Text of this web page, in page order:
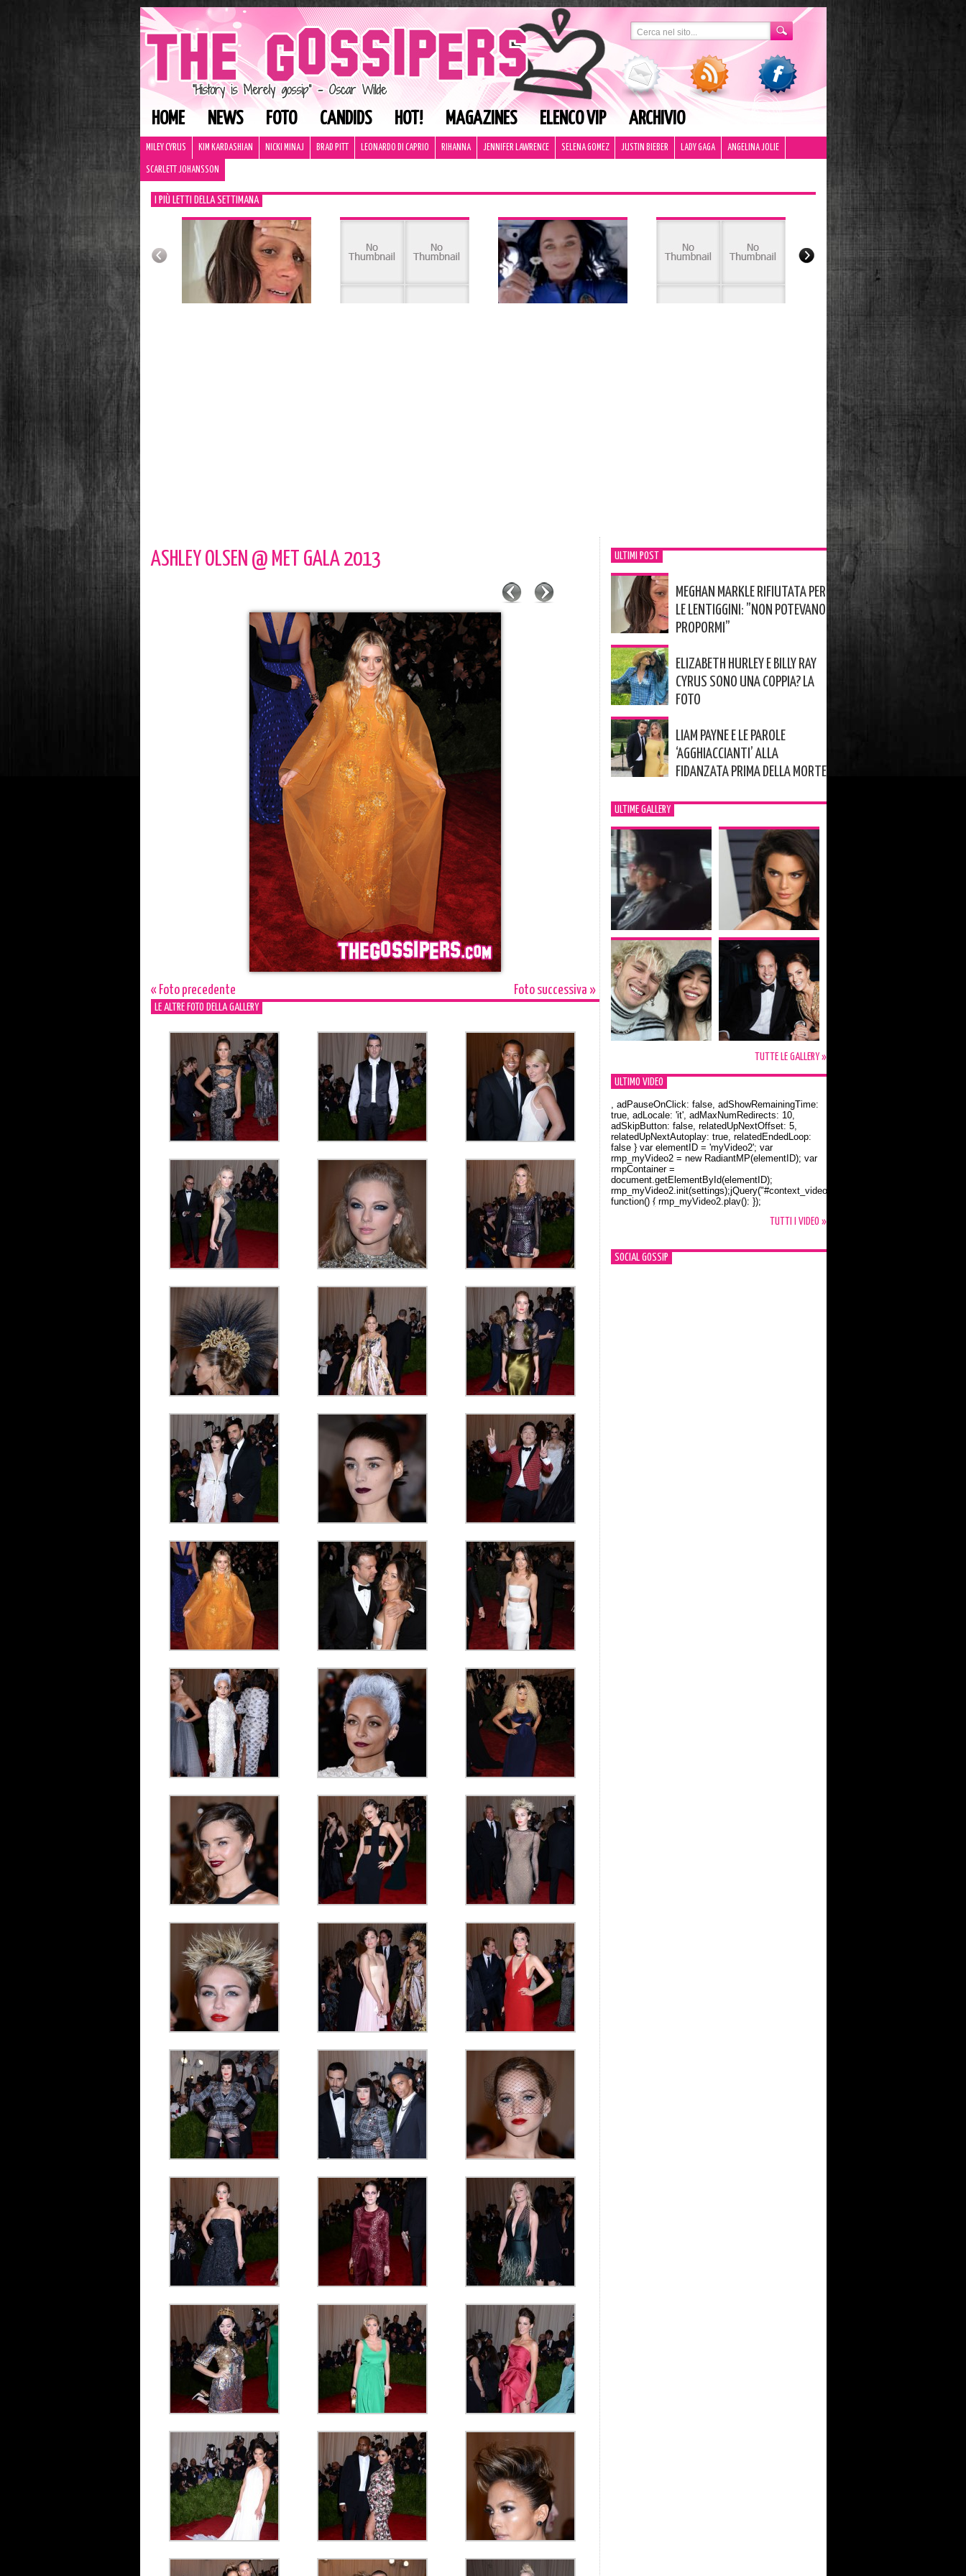
HOME NEWS FOTO CANDIDS HOT! MAGAZINES ELENCO VIP ARCHIVIO
MILEY CYRUS KIM KARDASHIAN NICKI MINAJ BRAD PITT LEONARDO DI CAPRIO RIHANNA JENNIFER LAWRENCE SELENA GOMEZ JUSTIN BIEBER LADY GAGA ANGELINA JOLIE
SCARLETT JOHANSSON
I PIÙ LETTI DELLA SETTIMANA
ASHLEY OLSEN @ MET GALA 2013
« Foto precedente Foto successiva »
LE ALTRE FOTO DELLA GALLERY
ULTIMI POST
MEGHAN MARKLE RIFIUTATA PER
LE LENTIGGINI: ”NON POTEVANO
PROPORMI”
ELIZABETH HURLEY E BILLY RAY
CYRUS SONO UNA COPPIA? LA
FOTO
LIAM PAYNE E LE PAROLE
‘AGGHIACCIANTI’ ALLA
FIDANZATA PRIMA DELLA MORTE
ULTIME GALLERY
TUTTE LE GALLERY »
ULTIMO VIDEO
Orlando Bloom e la t-shirt dedicata a Flynn
, adPauseOnClick: false, adShowRemainingTime:
true, adLocale: 'it', adMaxNumRedirects: 10,
adSkipButton: false, relatedUpNextOffset: 5,
relatedUpNextAutoplay: true, relatedEndedLoop:
false } var elementID = 'myVideo2'; var
rmp_myVideo2 = new RadiantMP(elementID); var
rmpContainer =
document.getElementById(elementID);
rmp_myVideo2.init(settings);jQuery("#context_video2").one("mouseover",
function() { rmp_myVideo2.play(); });
TUTTI I VIDEO »
SOCIAL GOSSIP